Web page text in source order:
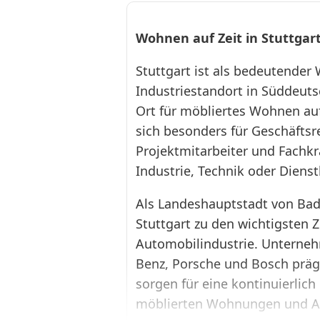
❮
Wohnen auf Zeit in
Stuttgart ist als bedeutender
Industriestandort in
Ort für möbliertes Wohnen
sich besonders für
Projektmitarbeiter und
Industrie, Technik oder
Als Landeshauptstadt von
Stuttgart zu den wichtigsten
Automobilindustrie.
Benz, Porsche und Bosch
sorgen für eine kontinuierlich
möblierten Wohnungen und